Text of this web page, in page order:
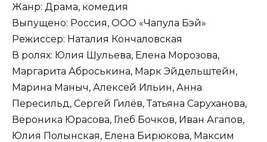
Жанр: Драма, комедия
Выпущено: Россия, ООО «Чапула Бэй»
Режиссер: Наталия Кончаловская
В ролях: Юлия Шульева, Елена Морозова,
Маргарита Аброськина, Марк Эйдельштейн,
Марина Маныч, Алексей Ильин, Анна
Пересильд, Сергей Гилёв, Татьяна Саруханова,
Вероника Юрасова, Глеб Бочков, Иван Агапов,
Юлия Полынская, Елена Бирюкова, Максим